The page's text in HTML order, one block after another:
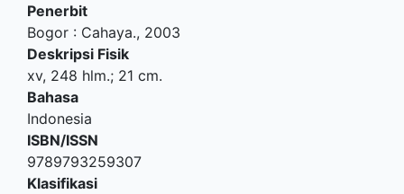
Penerbit
Bogor : Cahaya., 2003
Deskripsi Fisik
xv, 248 hlm.; 21 cm.
Bahasa
Indonesia
ISBN/ISSN
9789793259307
Klasifikasi